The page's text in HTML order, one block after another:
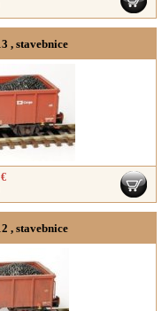
, stavebnice
, stavebnice